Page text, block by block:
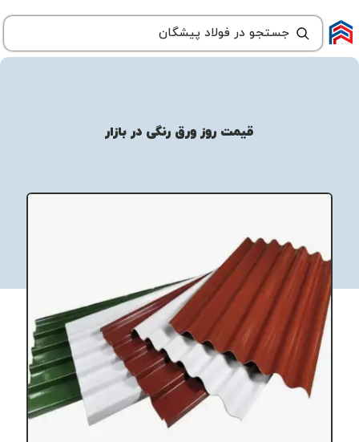
قیمت روز ورق رنگی در بازار